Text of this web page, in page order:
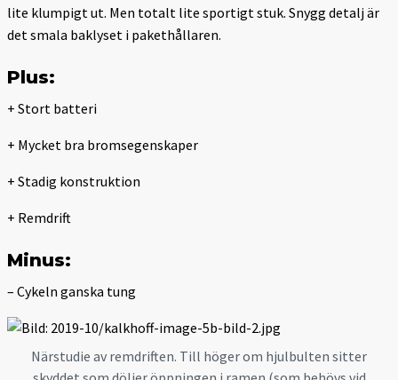
lite klumpigt ut. Men totalt lite sportigt stuk. Snygg detalj är
det smala baklyset i pakethållaren.
Plus:
+ Stort batteri
+ Mycket bra bromsegenskaper
+ Stadig konstruktion
+ Remdrift
Minus:
– Cykeln ganska tung
Närstudie av remdriften. Till höger om hjulbulten sitter